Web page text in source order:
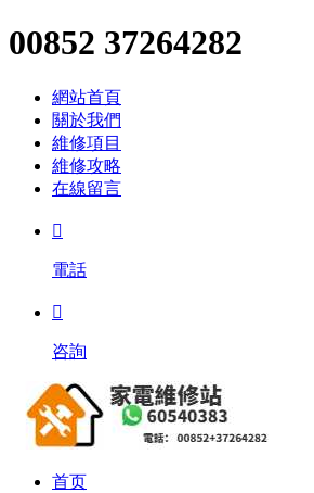
00852 37264282
網站首頁
關於我們
維修項目
維修攻略
在線留言

電話

咨詢
首页